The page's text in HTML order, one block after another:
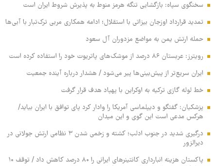
سخنگوی سپاه: بازگشایی تنگه هرمز منوط به پذیرش شروط ایران است
تمدید قرارداد اوزجان بیزاتی با استقلال؛ ادامه همکاری مربی ترک‌تبار با آبی‌ها
حمله ارتش یمن به مواضع مزدوران آل سعود
رویترز: عربستان ۸۶ درصد از موشک‌های پاتریوت خود را استفاده کرده است
ایران سریع‌تر از پیش‌بینی‌ها پیر می‌شود / هشدار درباره آینده جمعیت
خط لوله گازی ترکیه به اوکراین با پهپاد هدف قرار گرفت
پزشکیان: گفتگو و دیپلماسی آمریکا را وادار کرد پای توافق با ایران بیاید/
هرکس مدعی است این گوی و این میدان
درگیری شدید در جنوب ادلب؛ کشته و زخمی شدن ۳ نظامی ارتش جولانی در
دیرالزور
پاکستان هزینه انبارداری کانتینرهای ایرانی را ۸۰ درصد کاهش داد / توقف ۱۰